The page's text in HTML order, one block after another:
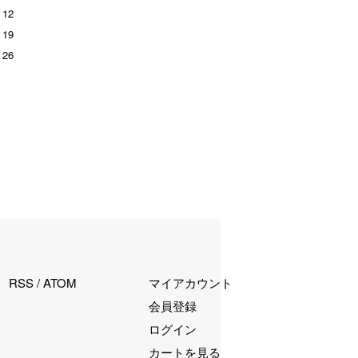
12
19
26
RSS/ATOM
マイアカウント
会員登録
ログイン
カートを見る